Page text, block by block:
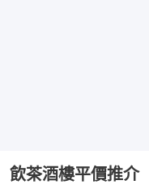
飲茶酒樓平價推